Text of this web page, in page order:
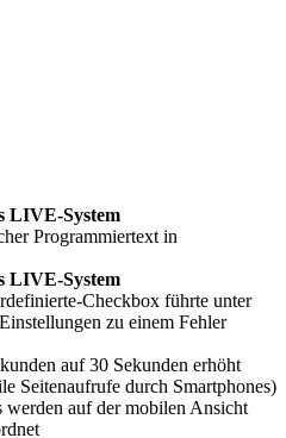
LIVE-System
Programmiertext in
LIVE-System
Checkbox führte unter
zu einem Fehler
auf 30 Sekunden erhöht
Seitenaufrufe durch Smartphones)
werden auf der mobilen Ansicht